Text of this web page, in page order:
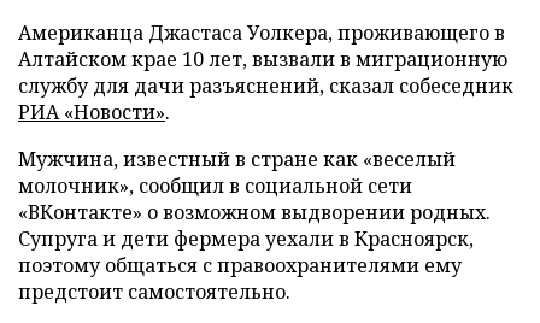
Американца Джастаса Уолкера, проживающего в
Алтайском крае 10 лет, вызвали в миграционную
службу для дачи разъяснений, сказал собеседник
РИА «Новости».
Мужчина, известный в стране как «веселый
молочник», сообщил в социальной сети
«ВКонтакте» о возможном выдворении родных.
Супруга и дети фермера уехали в Красноярск,
поэтому общаться с правоохранителями ему
предстоит самостоятельно.